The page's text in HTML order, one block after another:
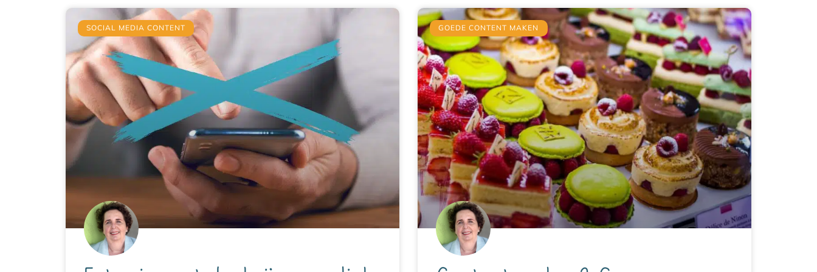
SOCIAL MEDIA CONTENT GOEDE CONTENT MAKEN